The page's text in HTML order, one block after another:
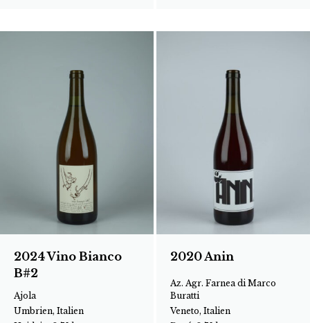
2024 Vino Bianco
B#2
Ajola
Umbrien, Italien
2020 Anin
Az. Agr. Farnea di Marco
Buratti
Veneto, Italien